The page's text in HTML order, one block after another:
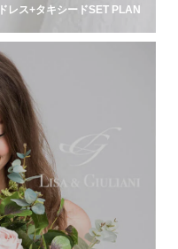
ドレス+タキシードSET PLAN